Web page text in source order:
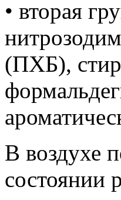
• вторая
(ПХБ),
В воздухе
состоянии